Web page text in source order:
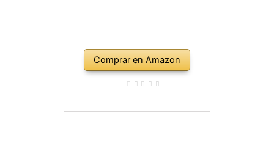
Comprar en Amazon